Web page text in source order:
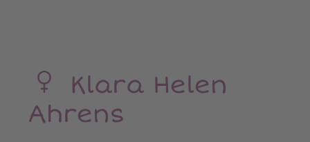
Klara Helen
Ahrens